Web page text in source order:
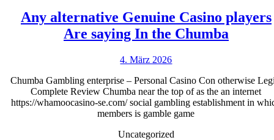
Any alternative Genuine Casino players
Are saying In the Chumba
Casino
players
4. März 20264.
2026
Chumba Gambling enterprise – Personal Casino Con otherwise
Complete Review Chumba near the top of as the an internet
https://whamoocasino-se.com/ social gambling establishment in
members is gamble game
Uncategorized